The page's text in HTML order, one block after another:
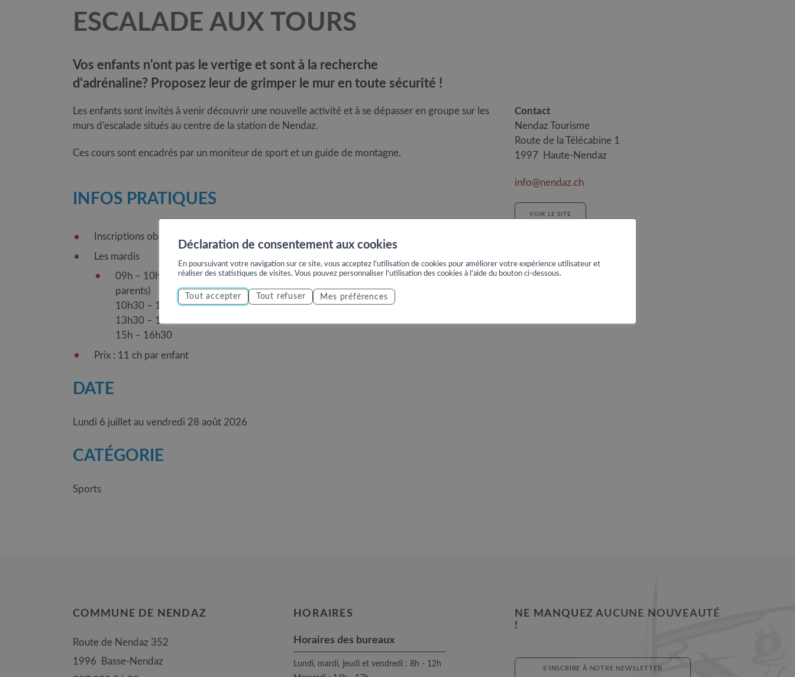
ESCALADE AUX TOURS
Vos enfants n'ont pas le vertige et sont à la recherche
d'adrénaline? Proposez leur de grimper le mur en toute sécurité !
Les enfants sont invités à venir découvrir une nouvelle activité et à se dépasser en groupe sur les
murs d’escalade situés au centre de la station de Nendaz.
Ces cours sont encadrés par un moniteur de sport et un guide de montagne.
INFOS PRATIQUES
Inscriptions obligatoires jusqu’à la veille 16h
Les mardis
09h – 10h30 : niveau débutant pour les 4-8 ans (dès 3 ans avec l’accompagnement des
parents)
10h30 – 12h : niveau débutant – avancé pour les 9-16 ans
13h30 – 15h
15h – 16h30
Prix : 11 ch par enfant
DATE
Lundi 6 juillet au vendredi 28 août 2026
CATÉGORIE
Sports
Contact
Nendaz Tourisme
Route de la Télécabine 1
1997
Haute-Nendaz
info@nendaz.ch
VOIR LE SITE
COMMUNE DE NENDAZ
Route de Nendaz 352
1996
Basse-Nendaz
HORAIRES
Horaires des bureaux
Lundi, mardi, jeudi et vendredi : 8h - 12h
NE MANQUEZ AUCUNE NOUVEAUTÉ
!
S'INSCRIRE À NOTRE NEWSLETTER
Déclaration de consentement aux cookies
En poursuivant votre navigation sur ce site, vous acceptez l'utilisation de cookies pour améliorer votre expérience utilisateur et
réaliser des statistiques de visites. Vous pouvez personnaliser l'utilisation des cookies à l'aide du bouton ci-dessous.
Tout accepter Tout refuser Mes préférences